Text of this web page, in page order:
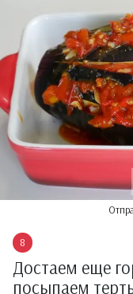
Достаем еще
посыпаем